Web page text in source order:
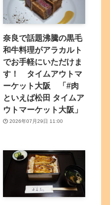
奈良で話題沸騰の黒毛
和牛料理がアラカルト
でお手軽にいただけま
す！ タイムアウトマ
ーケット大阪 「#肉
といえば松田 タイムア
ウトマーケット大阪」
2026年07月29日 11:00